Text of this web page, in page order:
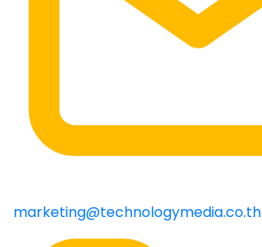
marketing@technologymedia.co.th